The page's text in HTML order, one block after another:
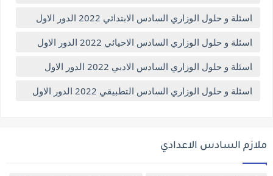
اسئلة و حلول الوزاري السادس الابتدائي 2022 الدور الاول
اسئلة و حلول الوزاري السادس الاحيائي 2022 الدور الاول
اسئلة و حلول الوزاري السادس الادبي 2022 الدور الاول
اسئلة و حلول الوزاري السادس التطبيقي 2022 الدور الاول
ملازم السادس الاعدادي